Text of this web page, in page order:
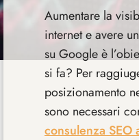
Aumentare la
internet e avere
su Google è
si fa? Per
posizionamento
sono necessari
consulenza SEO